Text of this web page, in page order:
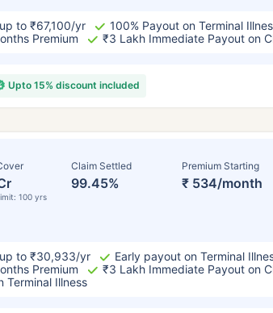
to ₹67,100/yr
100% Payout on Terminal
Premium
₹3 Lakh Immediate Payout on
Upto 15% discount included
100 yrs
Claim Settled
99.45%
Premium Starting
₹ 534/month
to ₹30,933/yr
Early payout on Terminal
Premium
₹3 Lakh Immediate Payout on
Terminal Illness